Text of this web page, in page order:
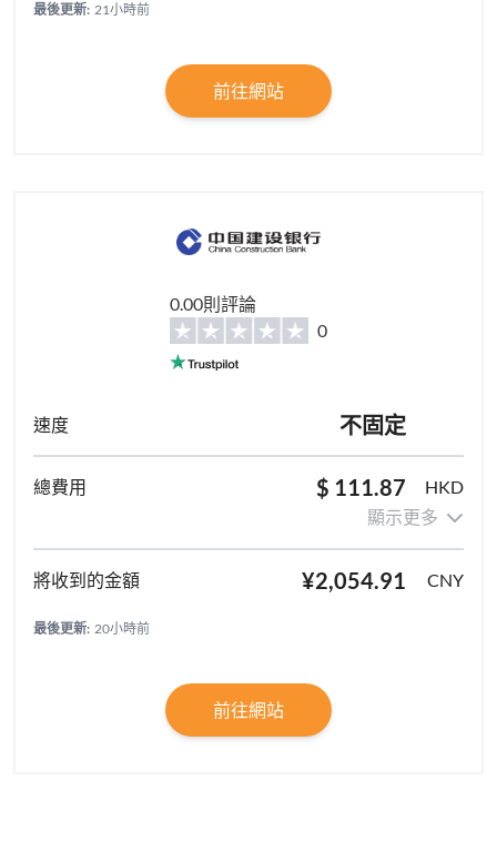
最後更新: 21小時前
前往網站
0.00則評論
0
不固定
$ 111.87
HKD
顯示更多
¥2,054.91 CNY
最後更新: 20小時前
前往網站